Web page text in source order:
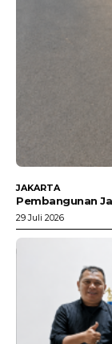
JAKARTA
Pembangunan
29 Juli 2026